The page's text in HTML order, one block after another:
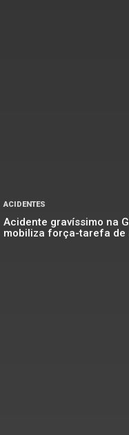
ACIDENTES
Acidente gravíssimo na
mobiliza força-tarefa de